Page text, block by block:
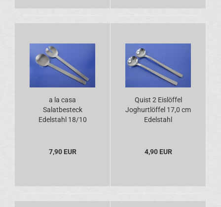
a la casa
Salatbesteck
Edelstahl 18/10
7,90 EUR
Quist 2 Eislöffel
Joghurtlöffel 17,0 cm
Edelstahl
4,90 EUR